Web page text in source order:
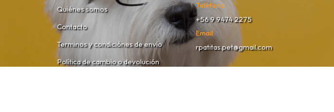
Quiénes somos
Contacto
Terminos y condiciónes de envío
Política de cambio o devolución
Teléfono
+56 9 9474 2275
Email
rpatitas.pet@gmail.com